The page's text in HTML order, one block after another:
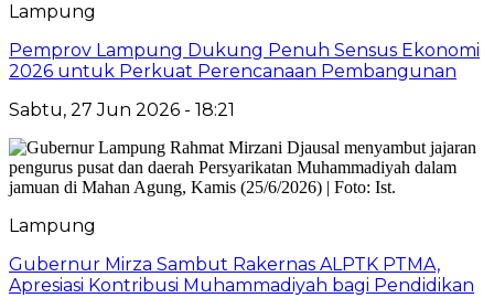
Lampung
Pemprov Lampung Dukung Penuh Sensus Ekonomi
2026 untuk Perkuat Perencanaan Pembangunan
Sabtu, 27 Jun 2026 - 18:21
Lampung
Gubernur Mirza Sambut Rakernas ALPTK PTMA,
Apresiasi Kontribusi Muhammadiyah bagi Pendidikan